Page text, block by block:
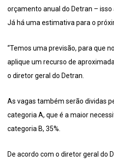
orçamento anual do Detran –
Já há uma estimativa para o
“Temos uma previsão, para que
aplique um recurso de
o diretor geral do Detran.
As vagas também serão dividas
categoria A, que é a maior
categoria B, 35%.
De acordo com o diretor geral do